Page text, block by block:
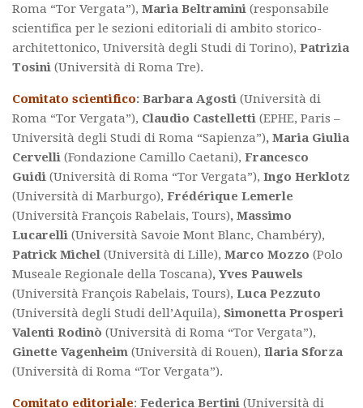
Roma “Tor Vergata”), Maria Beltramini (responsabile
scientifica per le sezioni editoriali di ambito storico-
architettonico, Università degli Studi di Torino), Patrizia
Tosini (Università di Roma Tre).
Comitato scientifico: Barbara Agosti (Università di
Roma “Tor Vergata”), Claudio Castelletti (EPHE, Paris –
Università degli Studi di Roma “Sapienza”), Maria Giulia
Cervelli (Fondazione Camillo Caetani), Francesco
Guidi (Università di Roma “Tor Vergata”), Ingo Herklotz
(Università di Marburgo), Frédérique Lemerle
(Università François Rabelais, Tours), Massimo
Lucarelli (Università Savoie Mont Blanc, Chambéry),
Patrick Michel (Università di Lille), Marco Mozzo (Polo
Museale Regionale della Toscana), Yves Pauwels
(Università François Rabelais, Tours), Luca Pezzuto
(Università degli Studi dell’Aquila), Simonetta Prosperi
Valenti Rodinò (Università di Roma “Tor Vergata”),
Ginette Vagenheim (Università di Rouen), Ilaria Sforza
(Università di Roma “Tor Vergata”).
Comitato editoriale: Federica Bertini (Università di